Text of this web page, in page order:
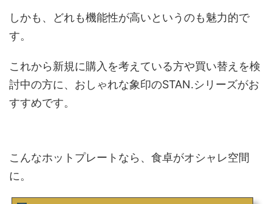
しかも、どれも機能性が高いというのも魅力的で
す。
これから新規に購入を考えている方や買い替えを検
討中の方に、おしゃれな象印のSTAN.シリーズがお
すすめです。
こんなホットプレートなら、食卓がオシャレ空間
に。